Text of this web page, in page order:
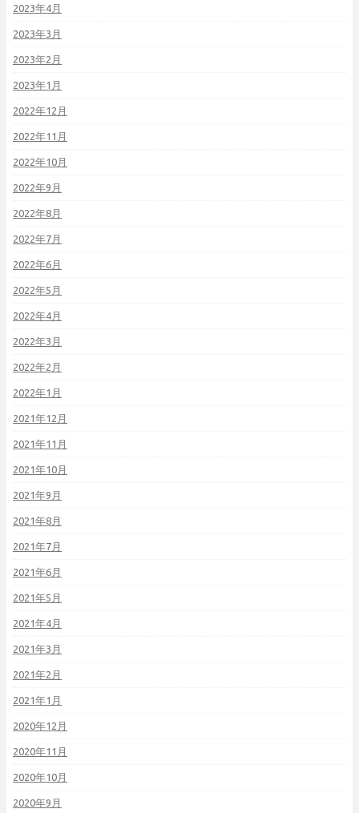
2023年4月
2023年3月
2023年2月
2023年1月
2022年12月
2022年11月
2022年10月
2022年9月
2022年8月
2022年7月
2022年6月
2022年5月
2022年4月
2022年3月
2022年2月
2022年1月
2021年12月
2021年11月
2021年10月
2021年9月
2021年8月
2021年7月
2021年6月
2021年5月
2021年4月
2021年3月
2021年2月
2021年1月
2020年12月
2020年11月
2020年10月
2020年9月